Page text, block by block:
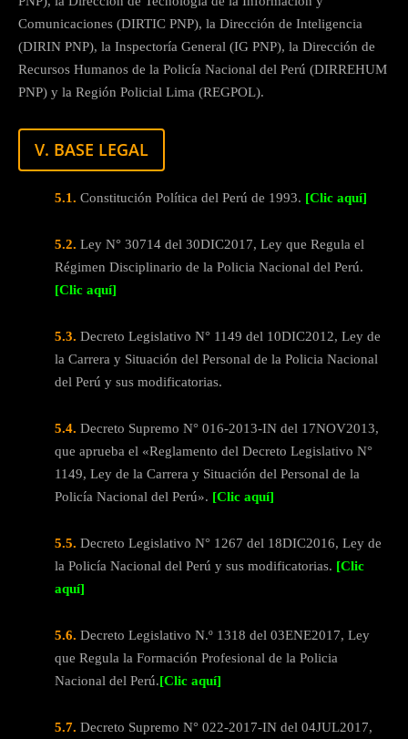
Comunicaciones (DIRTIC PNP), la Dirección de Inteligencia
(DIRIN PNP), la Inspectoría General (IG PNP), la Dirección de
Recursos Humanos de la Policía Nacional del Perú (DIRREHUM
PNP) y la Región Policial Lima (REGPOL).
V. BASE LEGAL
5.1. Constitución Política del Perú de 1993. [Clic aquí]
5.2. Ley N° 30714 del 30DIC2017, Ley que Regula el
Régimen Disciplinario de la Policia Nacional del Perú.
[Clic aquí]
5.3. Decreto Legislativo N° 1149 del 10DIC2012, Ley de
la Carrera y Situación del Personal de la Policia Nacional
del Perú y sus modificatorias.
5.4. Decreto Supremo N° 016-2013-IN del 17NOV2013,
que aprueba el «Reglamento del Decreto Legislativo N°
1149, Ley de la Carrera y Situación del Personal de la
Policía Nacional del Perú». [Clic aquí]
5.5. Decreto Legislativo N° 1267 del 18DIC2016, Ley de
la Policía Nacional del Perú y sus modificatorias. [Clic
aquí]
5.6. Decreto Legislativo N.º 1318 del 03ENE2017, Ley
que Regula la Formación Profesional de la Policia
Nacional del Perú.[Clic aquí]
5.7. Decreto Supremo N° 022-2017-IN del 04JUL2017,